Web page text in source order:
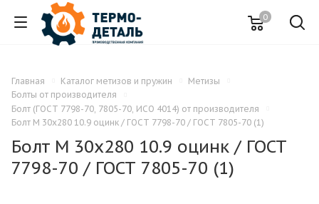
0
Главная Каталог метизов и пружин
Метизы
Болты от производителя
Болт (ГОСТ 7798-70, 7805-70, ИСО 4014) от производителя
Болт M 30x280 10.9 оцинк / ГОСТ 7798-70 / ГОСТ 7805-70 (1)
Болт M 30x280 10.9 оцинк / ГОСТ
7798-70 / ГОСТ 7805-70 (1)